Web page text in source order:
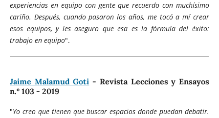
experiencias en equipo con gente que recuerdo con muchísimo
cariño. Después, cuando pasaron los años, me tocó a mí crear
esos equipos, y les aseguro que esa es la fórmula del éxito:
trabajo en equipo".
Jaime Malamud Goti - Revista Lecciones y Ensayos
n.º 103 - 2019
"Yo creo que tienen que buscar espacios donde puedan debatir.